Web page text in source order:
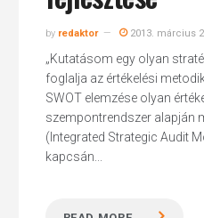
by redaktor 2013. március
„Kutatásom egy olyan
foglalja az értékelési
SWOT elemzése olyan
szempontrendszer alapján
(Integrated Strategic Audit
kapcsán...